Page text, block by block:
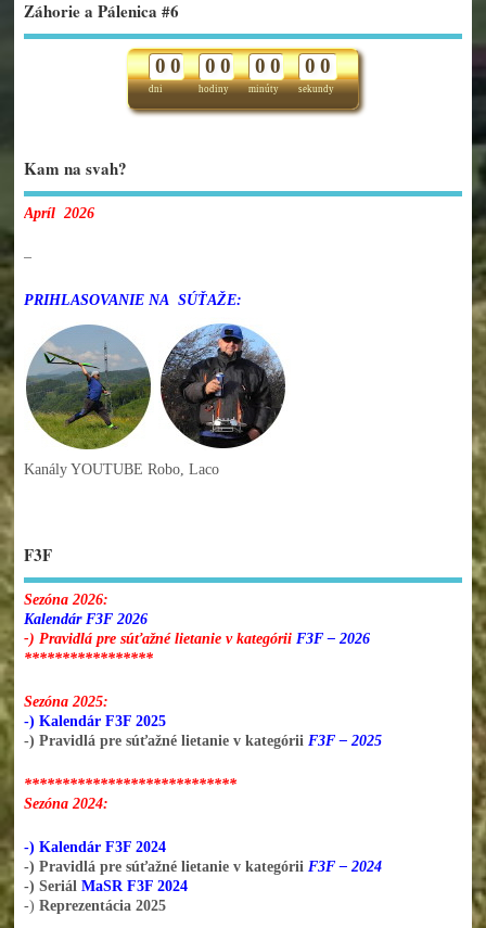
Záhorie a Pálenica #6
dni
0 0
hodiny
0 0
minúty
0 0
sekundy
0 0
Kam na svah?
Apríl 2026
–
PRIHLASOVANIE NA SÚŤAŽE:
Kanály YOUTUBE Robo, Laco
F3F
Sezóna 2026:
Kalendár F3F 2026
-) Pravidlá pre súťažné lietanie v kategórii F3F – 2026
*****************
Sezóna 2025:
-) Kalendár F3F 2025
-) Pravidlá pre súťažné lietanie v kategórii F3F – 2025
****************************
Sezóna 2024:
-) Kalendár F3F 2024
-) Pravidlá pre súťažné lietanie v kategórii F3F – 2024
-) Seriál MaSR F3F 2024
-) Reprezentácia 2025